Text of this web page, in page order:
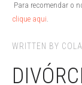
Para recomendar o
clique aqui.
WRITTEN BY